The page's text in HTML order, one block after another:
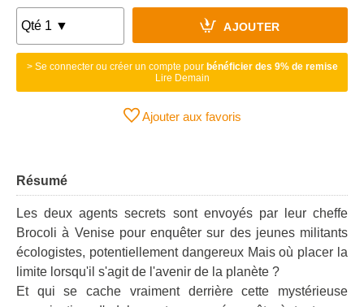
AJOUTER
> Se connecter ou créer un compte pour bénéficier des 9% de remise
Lire Demain
Ajouter aux favoris
Résumé
Les deux agents secrets sont envoyés par leur cheffe
Brocoli à Venise pour enquêter sur des jeunes militants
écologistes, potentiellement dangereux Mais où placer la
limite lorsqu'il s'agit de l'avenir de la planète ?
Et qui se cache vraiment derrière cette mystérieuse